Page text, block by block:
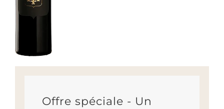
Offre spéciale - Un